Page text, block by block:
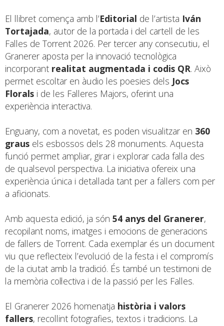
El llibret comença amb l’Editorial de l’artista Iván
Tortajada, autor de la portada i del cartell de les
Falles de Torrent 2026. Per tercer any consecutiu, el
Granerer aposta per la innovació tecnològica
incorporant realitat augmentada i codis QR. Això
permet escoltar en àudio les poesies dels Jocs
Florals i de les Falleres Majors, oferint una
experiència interactiva.
Enguany, com a novetat, es poden visualitzar en 360
graus els esbossos dels 28 monuments. Aquesta
funció permet ampliar, girar i explorar cada falla des
de qualsevol perspectiva. La iniciativa ofereix una
experiència única i detallada tant per a fallers com per
a aficionats.
Amb aquesta edició, ja són 54 anys del Granerer,
recopilant noms, imatges i emocions de generacions
de fallers de Torrent. Cada exemplar és un document
viu que reflecteix l’evolució de la festa i el compromís
de la ciutat amb la tradició. És també un testimoni de
la memòria col·lectiva i de la passió per les Falles.
El Granerer 2026 homenatja història i valors
fallers, recollint fotografies, textos i tradicions. La